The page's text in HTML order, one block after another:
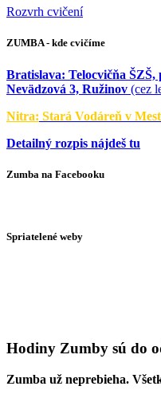
Rozvrh cvičení
ZUMBA - kde cvičíme
Bratislava: Telocvičňa
Nevädzová 3, Ružinov (cez
Nitra: Stará Vodáreň v
Detailný rozpis nájdeš tu
Zumba na Facebooku
Spriatelené weby
Hodiny Zumby sú do
Zumba už neprebieha.